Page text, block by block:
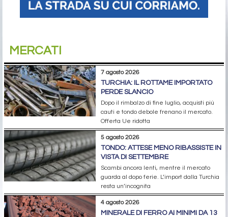
MERCATI
7 agosto 2026
TURCHIA: IL ROTTAME IMPORTATO
PERDE SLANCIO
Dopo il rimbalzo di fine luglio, acquisti più
cauti e tondo debole frenano il mercato.
Offerta Ue ridotta
5 agosto 2026
TONDO: ATTESE MENO RIBASSISTE IN
VISTA DI SETTEMBRE
Scambi ancora lenti, mentre il mercato
guarda al dopo ferie. L’import dalla Turchia
resta un’incognita
4 agosto 2026
MINERALE DI FERRO AI MINIMI DA 13